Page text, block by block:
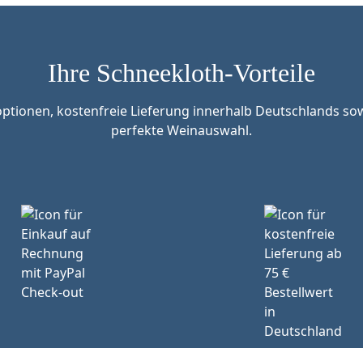
Ihre Schneekloth-Vorteile
kostenfreie Lieferung innerhalb Deutschlands
perfekte Weinauswahl.